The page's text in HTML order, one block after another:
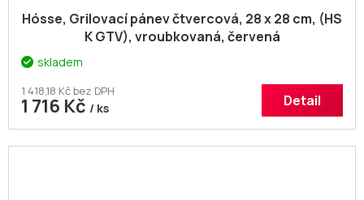
Hósse, Grilovací pánev čtvercová, 28 x 28 cm, (HS
K GTV), vroubkovaná, červená
skladem
1 418,18 Kč bez DPH
1 716 Kč / ks Detail